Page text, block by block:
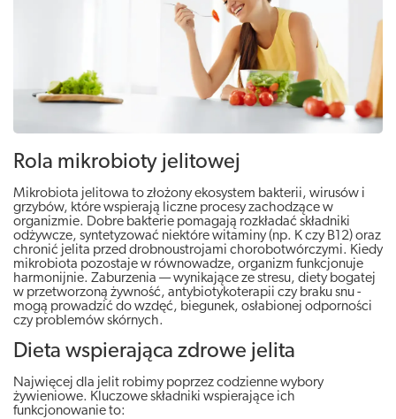
Rola mikrobioty jelitowej
Mikrobiota jelitowa to złożony ekosystem bakterii, wirusów i
grzybów, które wspierają liczne procesy zachodzące w
organizmie. Dobre bakterie pomagają rozkładać składniki
odżywcze, syntetyzować niektóre witaminy (np. K czy B12) oraz
chronić jelita przed drobnoustrojami chorobotwórczymi. Kiedy
mikrobiota pozostaje w równowadze, organizm funkcjonuje
harmonijnie. Zaburzenia — wynikające ze stresu, diety bogatej
w przetworzoną żywność, antybiotykoterapii czy braku snu -
mogą prowadzić do wzdęć, biegunek, osłabionej odporności
czy problemów skórnych.
Dieta wspierająca zdrowe jelita
Najwięcej dla jelit robimy poprzez codzienne wybory
żywieniowe. Kluczowe składniki wspierające ich
funkcjonowanie to: